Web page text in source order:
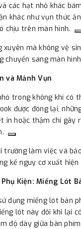
các hạt nhỏ khác
khác như vụn thức
chịu trên màn hình.
xuyên mà không vệ
chuyển sang màn
và Mảnh Vụn
trong không khí có
được đóng lại,
in hoặc thậm chí gây
làm việc và
kể nguy cơ xuất
Kiện: Miếng Lót
dụng miếng lót bàn
lót này đôi khi lại
độ dày giữa bàn